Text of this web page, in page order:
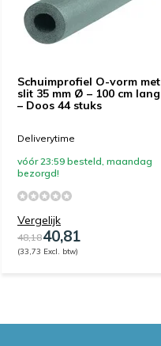
Schuimprofiel O-vorm met
slit 35 mm Ø – 100 cm lang
– Doos 44 stuks
Deliverytime
vóór 23:59 besteld, maandag
bezorgd!
Vergelijk
48,1840,81
(33,73 Excl. btw)